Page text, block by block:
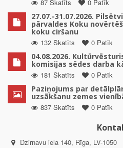
87 Skatīts
0 Patīk
27.07.-31.07.2026.
pārvaldes Koku
koku ciršanu
132 Skatīts
0 Patīk
04.08.2026.
komisijas sēdes darba
181 Skatīts
0 Patīk
Paziņojums par
uzsākšanu zemes
837 Skatīts
0 Patīk
Dzirnavu iela 140, Rīga, LV-1050